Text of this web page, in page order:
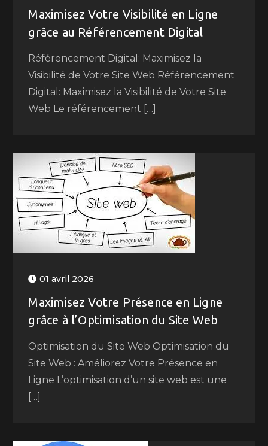
Maximisez Votre Visibilité en Ligne
grâce au Référencement Digital
Référencement Digital: Maximisez la
Visibilité de Votre Site Web Référencement
Digital: Maximisez la Visibilité de Votre Site
Web Le référencement […]
01 avril 2026
Maximisez Votre Présence en Ligne
grâce à l’Optimisation du Site Web
Optimisation du Site Web Optimisation du
Site Web : Améliorez Votre Présence en
Ligne L’optimisation d’un site web est une
[…]